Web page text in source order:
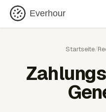
Everhour
Startseite/